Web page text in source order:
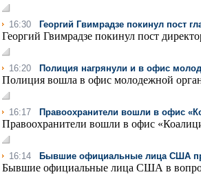
16:30 Георгий Гвимрадзе покинул пост
Георгий Гвимрадзе покинул пост
16:20 Полиция нагрянули и в офис
Полиция вошла в офис молодежной
16:17 Правоохранители вошли в офис
Правоохранители вошли в офис
16:14 Бывшие официальные лица США
Бывшие официальные лица США в